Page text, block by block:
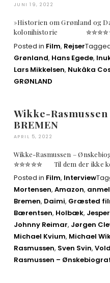
JUNI 19, 2022
»Historien om Grønland og
kolonihistorie
Posted in Film, Rejser
Grønland, Hans Egede,
Lars Mikkelsen, Nukâka
GRØNLAND
Wikke-
BREMEN
APRIL 5, 2022
Wikke-Rasmussen –
✮✮✮✮✮ Til dem der ikke
Posted in Film, Interview
Mortensen, Amazon,
Bremen, Daimi, Græsted
Bærentsen, Holbæk,
Johnny Reimar, Jørgen
Michael Kvium, Michael
Rasmussen, Sven Svin,
Rasmussen –